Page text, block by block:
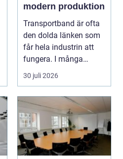
modern produktion
Transportband är ofta
den dolda länken som
får hela industrin att
fungera. I många
fabriker, termina...
30 juli 2026